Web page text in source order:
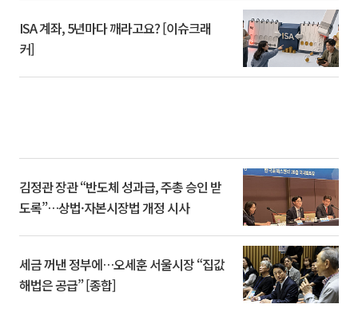
ISA 계좌, 5년마다 깨라고요? [이슈크래
커]
김정관 장관 “반도체 성과급, 주총 승인 받
도록”…상법·자본시장법 개정 시사
세금 꺼낸 정부에…오세훈 서울시장 “집값
해법은 공급” [종합]